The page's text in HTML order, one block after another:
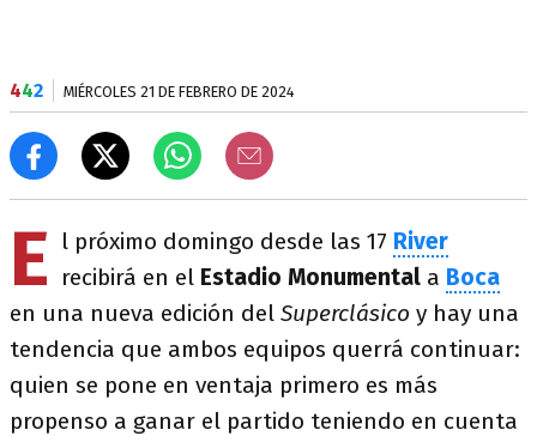
442 MIÉRCOLES 21 DE FEBRERO DE 2024
E l próximo domingo desde las 17 River
recibirá en el Estadio Monumental a Boca
en una nueva edición del Superclásico y hay una
tendencia que ambos equipos querrá continuar:
quien se pone en ventaja primero es más
propenso a ganar el partido teniendo en cuenta